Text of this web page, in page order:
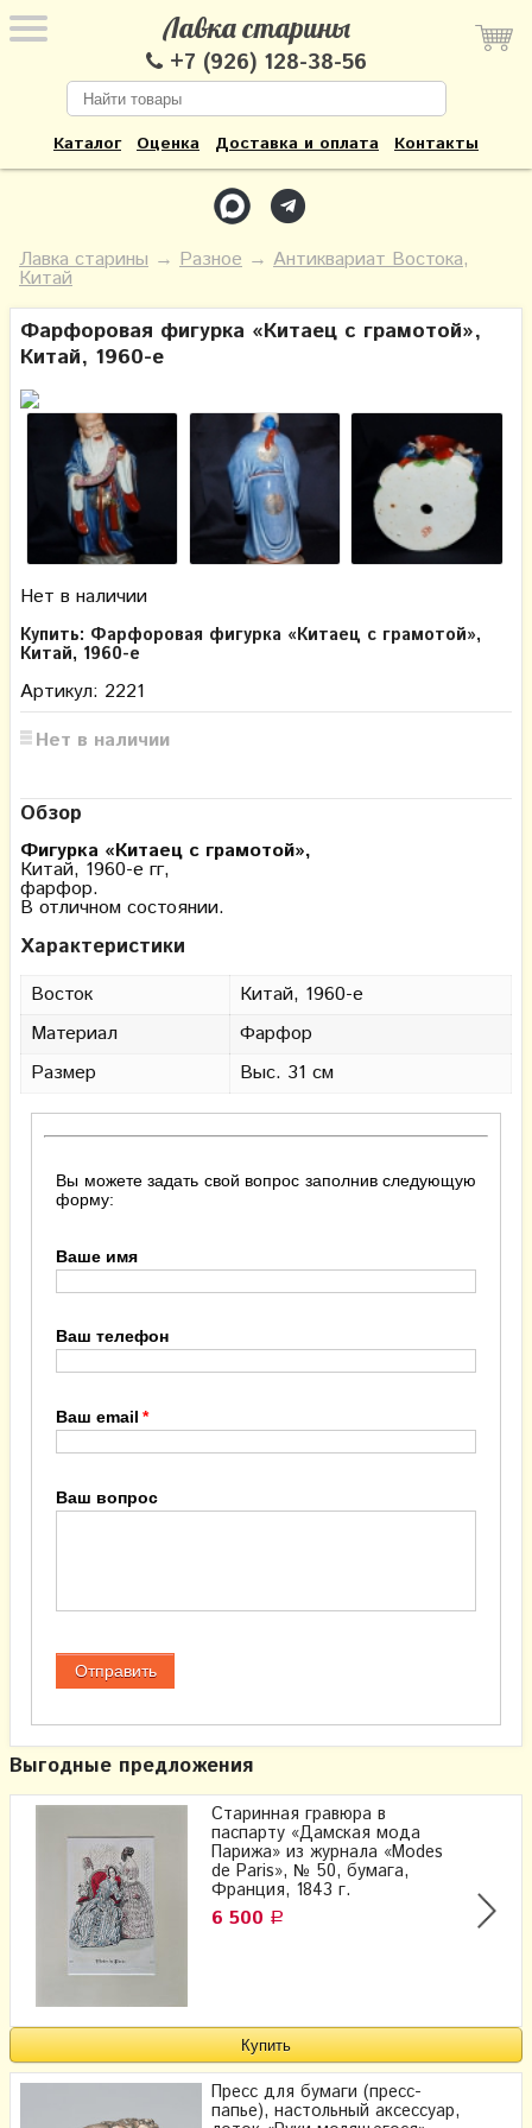
Лавка старины
+7 (926) 128-38-56
Каталог Оценка Доставка и оплата Контакты
Лавка старины → Разное → Антиквариат Востока,
Китай
Фарфоровая фигурка «Китаец с грамотой»,
Китай, 1960-е
Нет в наличии
Купить: Фарфоровая фигурка «Китаец с грамотой»,
Китай, 1960-е
Артикул: 2221
Нет в наличии
Обзор
Фигурка «Китаец с грамотой»,
Китай, 1960-е гг,
фарфор.
В отличном состоянии.
Характеристики
Восток
Китай, 1960-е
Материал
Фарфор
Размер
Выс. 31 см
Вы можете задать свой вопрос заполнив следующую
форму:
Ваше имя
Ваш телефон
Ваш email
Ваш вопрос
Выгодные предложения
Старинная гравюра в
паспарту «Дамская мода
Парижа» из журнала «Modes
de Paris», № 50, бумага,
Франция, 1843 г.
6 500 Р
Пресс для бумаги (пресс-
папье), настольный аксессуар,